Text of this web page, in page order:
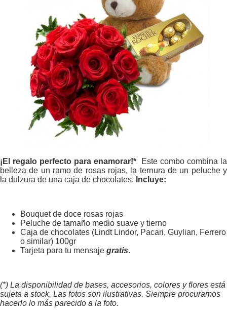
¡El regalo perfecto para enamorar!*
Este combo combina la
belleza de un ramo de rosas rojas, la ternura de un peluche y
la dulzura de una caja de chocolates. Incluye:
Bouquet de doce rosas rojas
Peluche de tamaño medio suave y tierno
Caja de chocolates (Lindt Lindor, Pacari, Guylian, Ferrero
o similar) 100gr
Tarjeta para tu mensaje gratis.
(*) La disponibilidad de bases, accesorios, colores y flores está
sujeta a stock. Las fotos son ilustrativas. Siempre procuramos
hacerlo lo más parecido a la foto.